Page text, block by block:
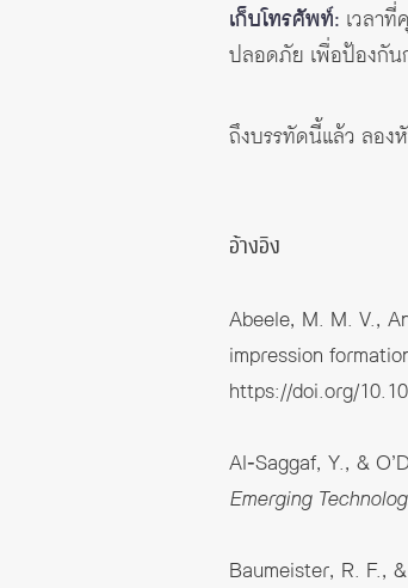
เก็บโทรศัพท์: เวลา
ปลอดภัย เพื่อป้องกั
ถึงบรรทัดนี้แล้ว ลอง
อ้างอิง
Abeele, M. M. V.,
impression
https://doi.org/
Al‐Saggaf, Y., &
Emerging
Baumeister, R. F.,